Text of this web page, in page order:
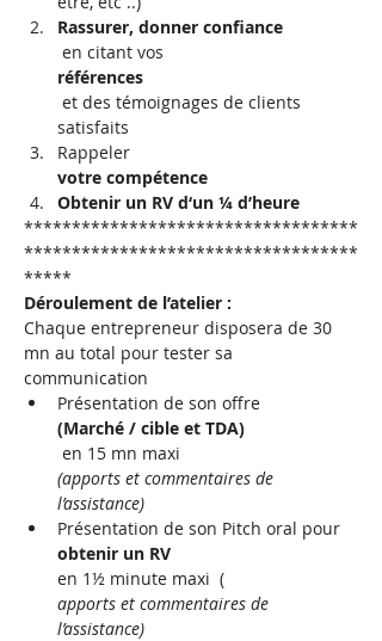
Rassurer, donner confiance
en citant vos
références
satisfaits
Rappeler
votre compétence
Obtenir un RV d‘un ¼ d’heure
***********************************
***********************************
*****
Déroulement de l’atelier :
Chaque entrepreneur disposera de 30
mn au total pour tester sa
communication
Présentation de son offre
(Marché / cible et TDA)
en 15 mn maxi
(apports et commentaires de
l’assistance)
Présentation de son Pitch oral pour
obtenir un RV
en 1½ minute maxi  (
apports et commentaires de
l’assistance)